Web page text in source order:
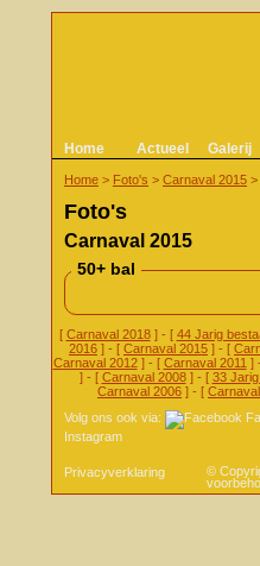
Home Actueel Galerij
Home > Foto's > Carnaval 2015 >
Foto's
Carnaval 2015
50+ bal
[ Carnaval 2018] - [ 44 Jarig
2016 ] - [ Carnaval 2015 ] - [
Carnaval 2012] - [ Carnaval 2011 ]
] - [ Carnaval 2008] - [ 33
Carnaval 2006 ] - [
Volg ons ook via:
Instagram
Privacyverklaring
©